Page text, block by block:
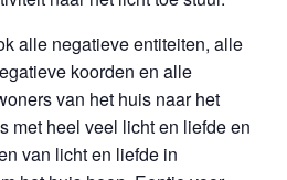
alle negatieve entiteiten, alle
koorden en alle
van het huis naar het
met heel veel licht en liefde en
van licht en liefde in